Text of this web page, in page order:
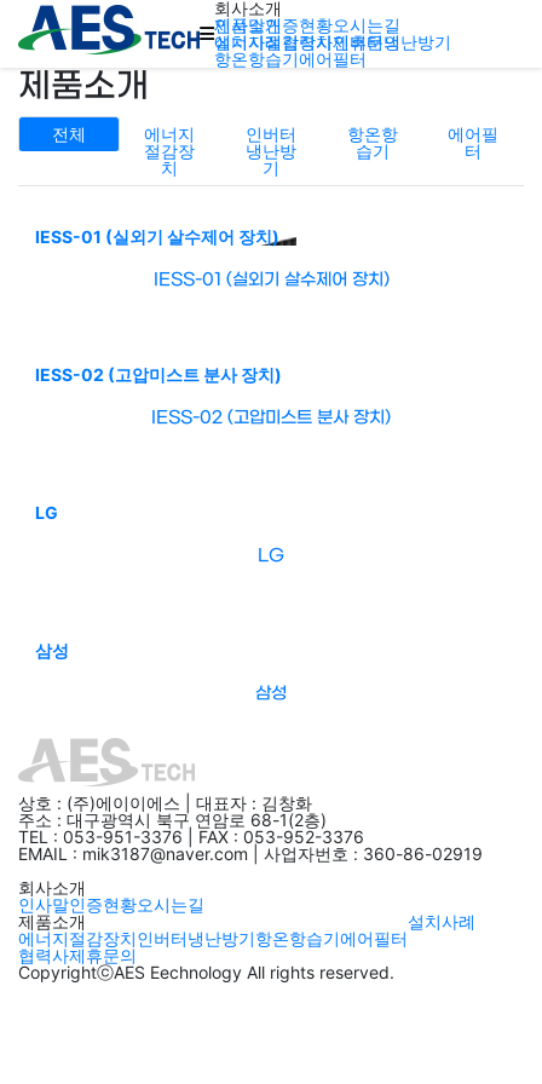
회사소개
인사말인증현황오시는길
제품소개
에너지절감장치인버터냉난방기
항온항습기에어필터
설치사례협력사제휴문의
제품소개
전체
에너지
절감장
치
인버터
냉난방
기
항온항
습기
에어필
터
IESS-01 (실외기 살수제어 장치)
IESS-01 (실외기 살수제어 장치)
IESS-02 (고압미스트 분사 장치)
IESS-02 (고압미스트 분사 장치)
LG
LG
삼성
삼성
상호 : (주)에이이에스 | 대표자 : 김창화
주소 : 대구광역시 북구 연암로 68-1(2층)
TEL : 053-951-3376 | FAX : 053-952-3376
EMAIL : mik3187@naver.com | 사업자번호 : 360-86-02919
회사소개
인사말인증현황오시는길
제품소개
에너지절감장치인버터냉난방기항온항습기에어필터
설치사례
협력사제휴문의
CopyrightⓒAES Eechnology All rights reserved.